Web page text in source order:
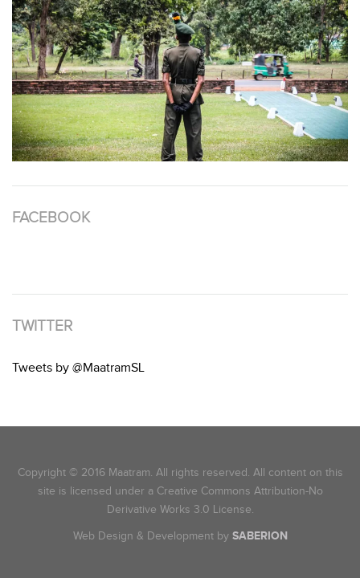
FACEBOOK
TWITTER
Tweets by @MaatramSL
Copyright © 2016 Maatram. All rights reserved. All content on this
site is licensed under a Creative Commons Attribution-No
Derivative Works 3.0 License.
Web Design & Development by SABERION